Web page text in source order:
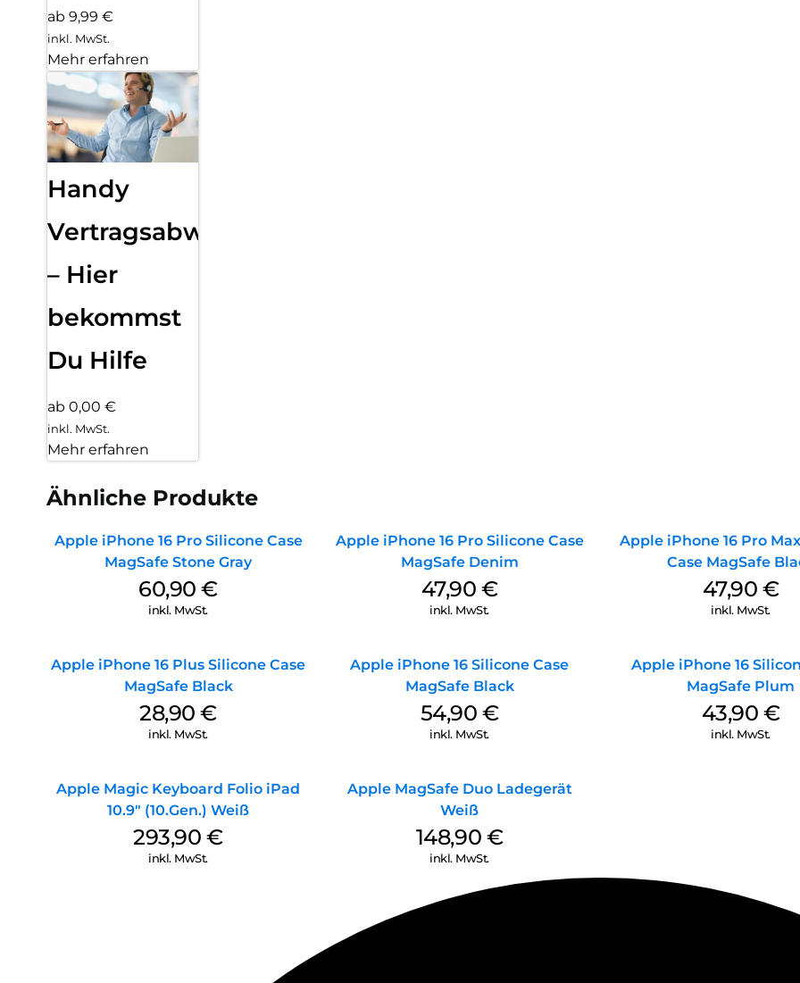
ab 9,99 €
inkl. MwSt.
Mehr erfahren
Handy
Vertragsabwicklung
– Hier
bekommst
Du Hilfe
ab 0,00 €
inkl. MwSt.
Mehr erfahren
Ähnliche Produkte
Apple iPhone 16 Pro Silicone Case
MagSafe Stone Gray
60,90€
inkl. MwSt.
Apple iPhone 16 Pro Silicone Case
MagSafe Denim
47,90 €
inkl. MwSt.
Apple iPhone 16 Pro
Case MagSafe
47,90 €
inkl. MwSt.
Apple iPhone 16 Plus Silicone Case
MagSafe Black
28,90€
inkl. MwSt.
Apple iPhone 16 Silicone Case
MagSafe Black
54,90 €
inkl. MwSt.
Apple iPhone 16
MagSafe Plum
43,90 €
inkl. MwSt.
Apple Magic Keyboard Folio iPad
10.9″ (10.Gen.) Weiß
293,90€
inkl. MwSt.
Apple MagSafe Duo Ladegerät
Weiß
148,90 €
inkl. MwSt.